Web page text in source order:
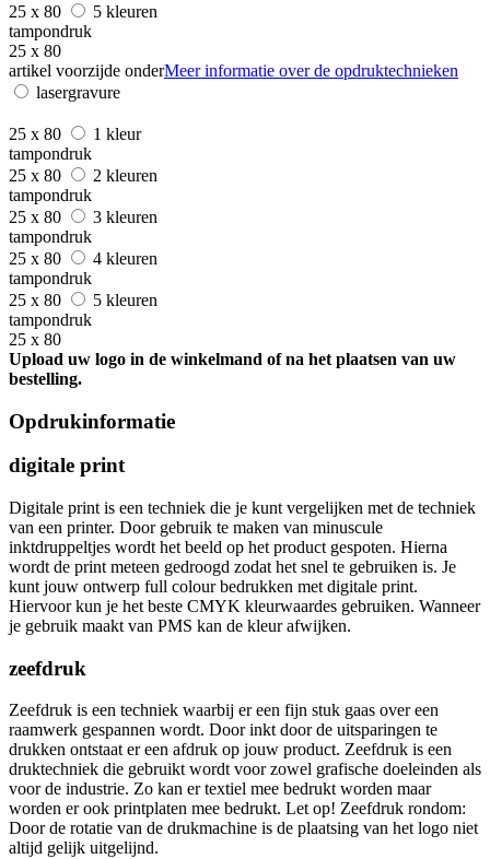
25 x 80
5 kleuren
tampondruk
25 x 80
artikel voorzijde onderMeer informatie over de opdruktechnieken
lasergravure
25 x 80
1 kleur
tampondruk
25 x 80
2 kleuren
tampondruk
25 x 80
3 kleuren
tampondruk
25 x 80
4 kleuren
tampondruk
25 x 80
5 kleuren
tampondruk
25 x 80
Upload uw logo in de winkelmand of na het plaatsen van uw
bestelling.
Opdrukinformatie
digitale print
Digitale print is een techniek die je kunt vergelijken met de techniek
van een printer. Door gebruik te maken van minuscule
inktdruppeltjes wordt het beeld op het product gespoten. Hierna
wordt de print meteen gedroogd zodat het snel te gebruiken is. Je
kunt jouw ontwerp full colour bedrukken met digitale print.
Hiervoor kun je het beste CMYK kleurwaardes gebruiken. Wanneer
je gebruik maakt van PMS kan de kleur afwijken.
zeefdruk
Zeefdruk is een techniek waarbij er een fijn stuk gaas over een
raamwerk gespannen wordt. Door inkt door de uitsparingen te
drukken ontstaat er een afdruk op jouw product. Zeefdruk is een
druktechniek die gebruikt wordt voor zowel grafische doeleinden als
voor de industrie. Zo kan er textiel mee bedrukt worden maar
worden er ook printplaten mee bedrukt. Let op! Zeefdruk rondom:
Door de rotatie van de drukmachine is de plaatsing van het logo niet
altijd gelijk uitgelijnd.